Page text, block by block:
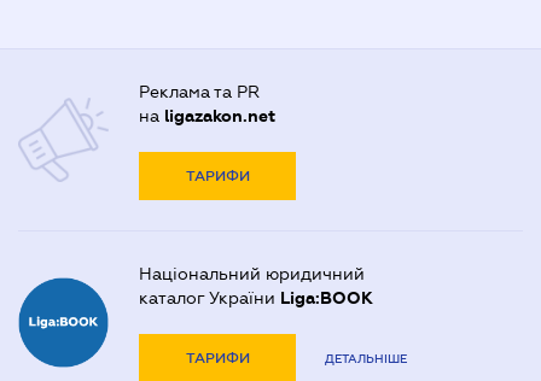
Реклама та PR
на ligazakon.net
ТАРИФИ
Національний юридичний
каталог України Liga:BOOK
ТАРИФИ ДЕТАЛЬНІШЕ